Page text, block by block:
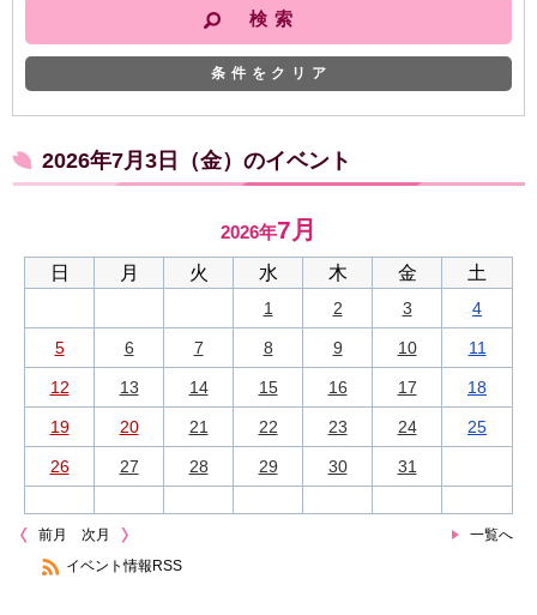
条件をクリア
2026年7月3日（金）のイベント
2026年7月
日 月 火 水 木 金 土
1 2 3 4
5 6 7 8 9 10 11
12 13 14 15 16 17 18
19 20 21 22 23 24 25
26 27 28 29 30 31
前月 一覧へ
次月
イベント情報RSS